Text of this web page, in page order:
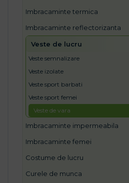
imbracaminte termica
imbracaminte reflectorizanta
veste de lucru
veste semnalizare
veste izolate
veste sport barbati
veste sport femei
veste de vara
imbracaminte impermeabila
imbracaminte femei
costume de lucru
curele de munca